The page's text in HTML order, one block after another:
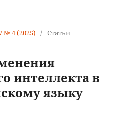
№ 4 (2025) / Статьи
интеллекта в
языку